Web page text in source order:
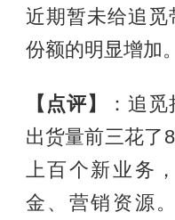
近期暂未给追觅
份额的明显增加。
【点评】
：追
出货量前三花了
上百个新业务
金、营销资源